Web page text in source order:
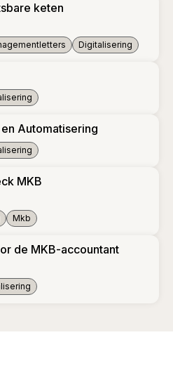
keten
Digitalisering
Automatisering
MKB
Mkb
de MKB-accountant